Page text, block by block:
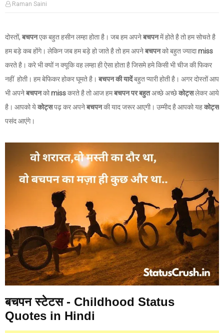
Raman Saini
दोस्तों, बचपनएक बहुत हसीन लम्हा होता है। जब हम अपनेबचपनमें होते है तो हम सोचते है
हम बड़े कब होंगे। लेकिन जब हम बड़े हो जाते है तो हम अपनेबचपनको बहुत ज्यादाmiss
करते है। करे भी क्यों न क्यूकि वह लम्हा ही ऐसा होता है जिसमे हमे किसी भी चीज की फिकर
नहीं होती। हम बेफिकर होकर घूमते है। बचपन की यादेंबहुत प्यारी होती है। अगर दोस्तों आप
भी अपनेबचपनकोmissकरते है तो आज हमबचपन पर बहुतअच्छे अच्छेकोट्सलेकर आये
है। आपको येकोट्सपढ़ कर अपनेबचपनकी याद जरूर आएगी। उम्मीद है आपको यहकोट्स
पसंद आएंगे।
बचपन स्टेटस - Childhood Status
Quotes in Hindi